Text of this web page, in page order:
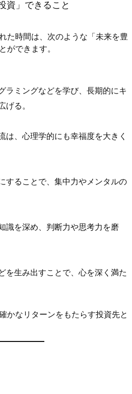
資」できること
た時間は、次のような「未来を豊
ができます。
ラミングなどを学び、長期的にキ
げる。
、心理学的にも幸福度を大きく
することで、集中力やメンタルの
識を深め、判断力や思考力を磨
を生み出すことで、心を深く満た
かなリターンをもたらす投資先と